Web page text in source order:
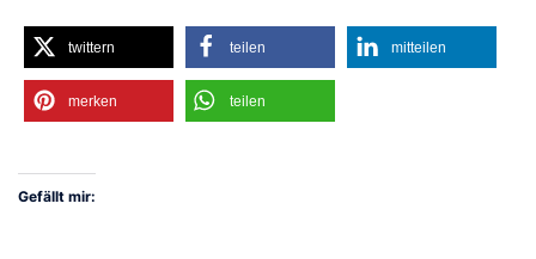
twittern teilen mitteilen
merken teilen
Gefällt mir: